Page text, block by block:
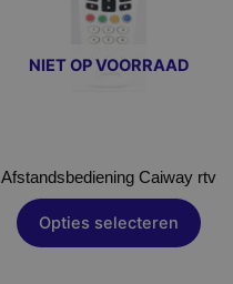
NIET OP VOORRAAD
Afstandsbediening Caiway rtv
Opties selecteren